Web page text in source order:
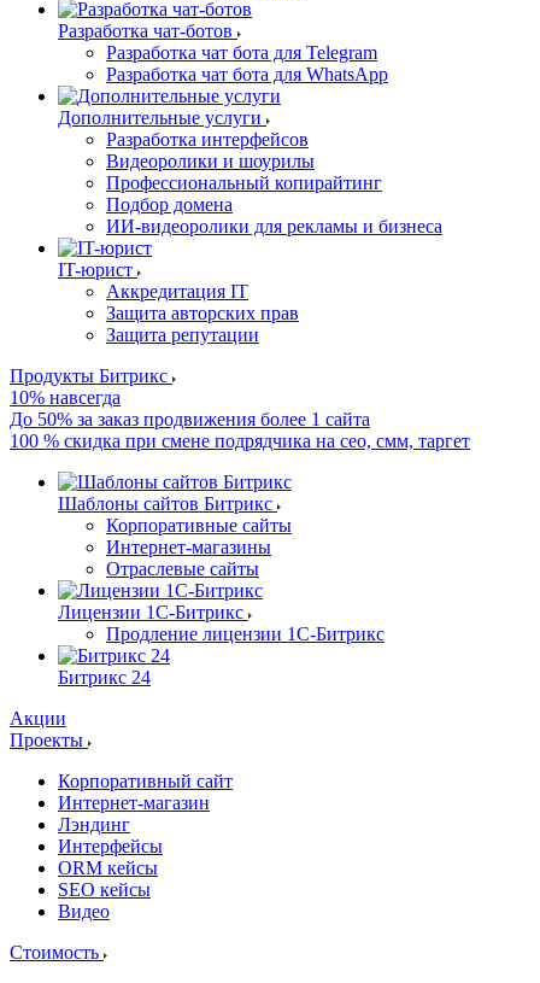
Разработка чат-ботов
Разработка чат бота для Telegram
Разработка чат бота для WhatsApp
Дополнительные услуги
Разработка интерфейсов
Видеоролики и шоурилы
Профессиональный копирайтинг
Подбор домена
ИИ-видеоролики для рекламы и бизнеса
IT-юрист
Аккредитация IT
Защита авторских прав
Защита репутации
Продукты Битрикс
10% навсегда
До 50% за заказ продвижения более 1 сайта
100 % скидка при смене подрядчика на сео, смм, таргет
Шаблоны сайтов Битрикс
Корпоративные сайты
Интернет-магазины
Отраслевые сайты
Лицензии 1С-Битрикс
Продление лицензии 1С-Битрикс
Битрикс 24
Акции
Проекты
Корпоративный сайт
Интернет-магазин
Лэндинг
Интерфейсы
ORM кейсы
SEO кейсы
Видео
Стоимость